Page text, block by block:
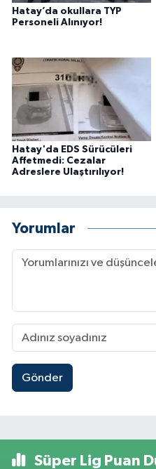
Hatay’da okullara TYP
Personeli Alınıyor!
Hatay'da EDS Sürücüleri
Affetmedi: Cezalar
Adreslere Ulaştırılıyor!
Yorumlar
Gönder
Süper Lig Puan